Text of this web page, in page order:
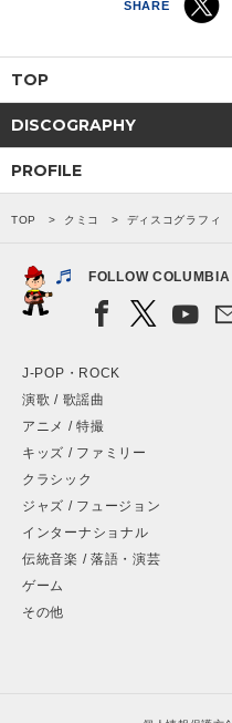
SHARE
TOP
DISCOGRAPHY
PROFILE
TOP クミコ ディスコグラフィ
FOLLOW COLUMBIA
J-POP・ROCK
演歌 / 歌謡曲
アニメ / 特撮
キッズ / ファミリー
クラシック
ジャズ / フュージョン
インターナショナル
伝統音楽 / 落語・演芸
ゲーム
その他